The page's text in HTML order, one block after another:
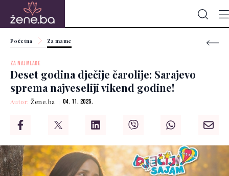
Početna Za mame
ZA NAJMLAĐE
Deset godina dječije čarolije: Sarajevo
sprema najveseliji vikend godine!
Autor:Žene.ba 04. 11. 2025.